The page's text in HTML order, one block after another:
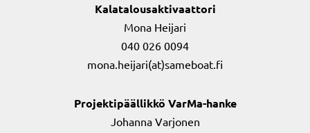
Kalatalousaktivaattori
Mona Heijari
040 026 0094
mona.heijari(at)sameboat.fi
Projektipäällikkö VarMa-hanke
Johanna Varjonen